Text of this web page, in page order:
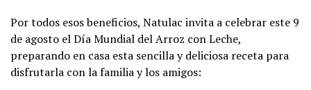
Por todos esos beneficios, Natulac invita a celebrar este 9
de agosto el Día Mundial del Arroz con Leche,
preparando en casa esta sencilla y deliciosa receta para
disfrutarla con la familia y los amigos: